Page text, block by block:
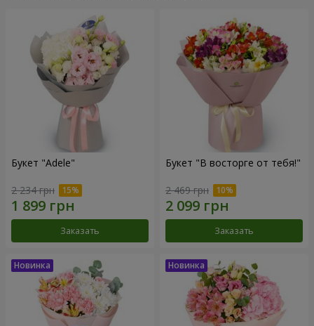
Букет "Adele"
2 234 грн
Заказать
Букет "В восторге от тебя!"
2 469 грн
Заказать